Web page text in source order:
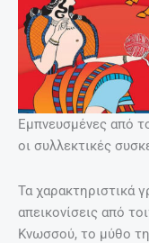
Εμπνευσμένες από
οι συλλεκτικές
Τα χαρακτηριστικά
απεικονίσεις από
Κνωσσού, το μύθο